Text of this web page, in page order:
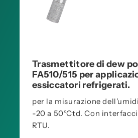
Trasmettitore di dew
FA510/515 per
essiccatori refrigerati.
per la misurazione
-20 a 50°Ctd. Con
RTU.